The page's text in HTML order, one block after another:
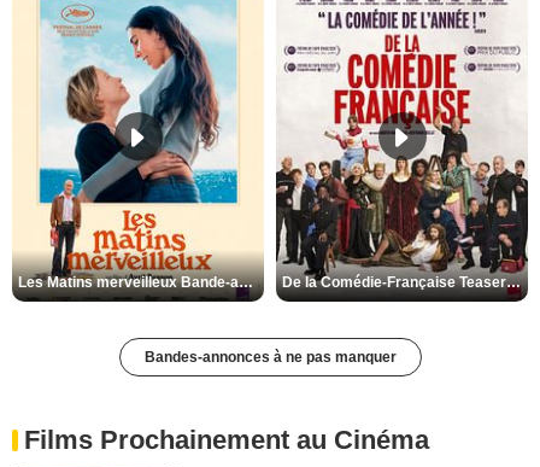
Les Matins merveilleux Bande-annonce VF De la Comédie-Française Teaser VF
Bandes-annonces à ne pas manquer
Films Prochainement au Cinéma